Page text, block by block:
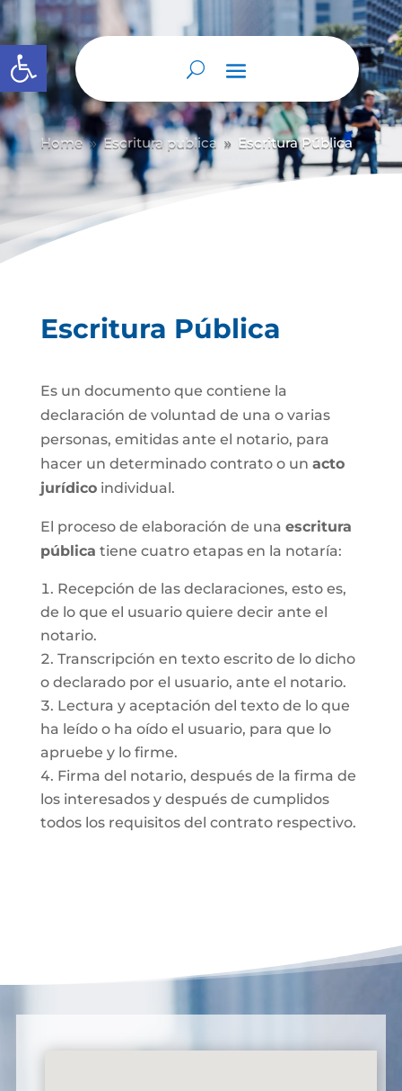
Abrir barra de herramientas
Home 9 Escritura publica 9 Escritura Pública
Escritura Pública
Es un documento que contiene la
declaración de voluntad de una o varias
personas, emitidas ante el notario, para
hacer un determinado contrato o un acto
jurídicoindividual.
El proceso de elaboración de una escritura
pública tiene cuatro etapas en la notaría:
Recepción de las declaraciones, esto es,
de lo que el usuario quiere decir ante el
notario.
Transcripción en texto escrito de lo dicho
o declarado por el usuario, ante el notario.
Lectura y aceptación del texto de lo que
ha leído o ha oído el usuario, para que lo
apruebe y lo firme.
Firma del notario, después de la firma de
los interesados y después de cumplidos
todos los requisitos del contrato respectivo.